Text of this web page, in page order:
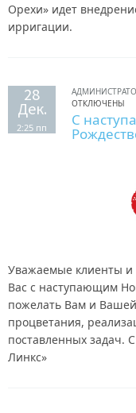
Орехи» идет
ирригации.
28
Дек.
2:25 пп
ОТКЛЮЧЕНЫ
С
Уважаемые клиенты и
Вас с наступающим
пожелать Вам и
процветания,
поставленных задач.
Линкс»